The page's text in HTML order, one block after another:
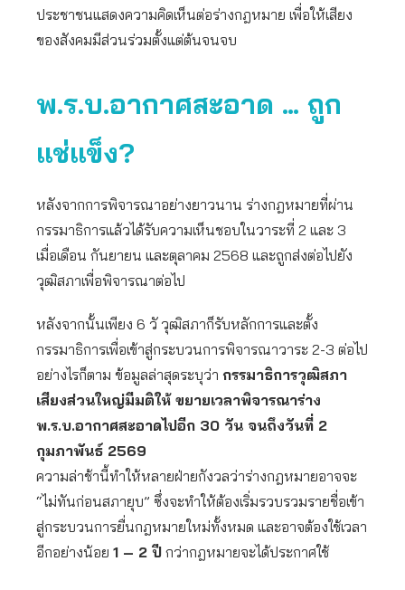
ประชาชนแสดงความคิดเห็นต่อร่างกฎหมาย เพื่อให้เสียง
ของสังคมมีส่วนร่วมตั้งแต่ต้นจนจบ
พ.ร.บ.อากาศสะอาด … ถูก
แช่แข็ง?
หลังจากการพิจารณาอย่างยาวนาน ร่างกฎหมายที่ผ่าน
กรรมาธิการแล้วได้รับความเห็นชอบในวาระที่ 2 และ 3
เมื่อเดือน กันยายน และตุลาคม 2568 และถูกส่งต่อไปยัง
วุฒิสภาเพื่อพิจารณาต่อไป
หลังจากนั้นเพียง 6 วั วุฒิสภาก็รับหลักการและตั้ง
กรรมาธิการเพื่อเข้าสู่กระบวนการพิจารณาวาระ 2-3 ต่อไป
อย่างไรก็ตาม ข้อมูลล่าสุดระบุว่า กรรมาธิการวุฒิสภา
เสียงส่วนใหญ่มีมติให้ ขยายเวลาพิจารณาร่าง
พ.ร.บ.อากาศสะอาดไปอีก 30 วัน จนถึงวันที่ 2
กุมภาพันธ์ 2569
ความล่าช้านี้ทำให้หลายฝ่ายกังวลว่าร่างกฎหมายอาจจะ
“ไม่ทันก่อนสภายุบ” ซึ่งจะทำให้ต้องเริ่มรวบรวมรายชื่อเข้า
สู่กระบวนการยื่นกฎหมายใหม่ทั้งหมด และอาจต้องใช้เวลา
อีกอย่างน้อย 1 – 2 ปี กว่ากฎหมายจะได้ประกาศใช้